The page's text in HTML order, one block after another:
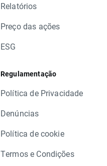
Relatórios
Preço das ações
ESG
Regulamentação
Política de Privacidade
Denúncias
Política de cookie
Termos e Condições